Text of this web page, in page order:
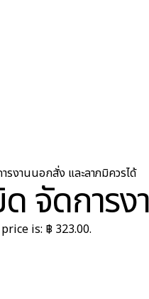
รงานนอกสั่ง และลาภมิควรได้
จัดการ
is: ฿ 323.00.